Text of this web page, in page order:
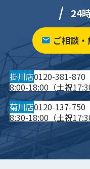
24
ご相談
掛川店0120-381-870
8:00-18:00（土祝
菊川店0120-137-750
8:30-18:00（土祝